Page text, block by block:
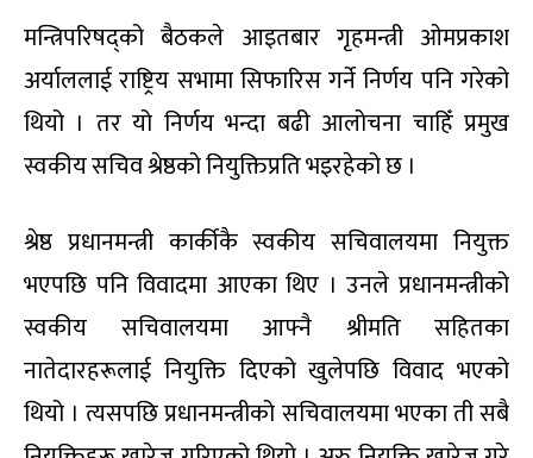
मन्त्रिपरिषद्को बैठकले आइतबार गृहमन्त्री ओमप्रकाश
अर्याललाई राष्ट्रिय सभामा सिफारिस गर्ने निर्णय पनि गरेको
थियो । तर यो निर्णय भन्दा बढी आलोचना चाहिँ प्रमुख
स्वकीय सचिव श्रेष्ठको नियुक्तिप्रति भइरहेको छ ।
श्रेष्ठ प्रधानमन्त्री कार्कीकै स्वकीय सचिवालयमा नियुक्त
भएपछि पनि विवादमा आएका थिए । उनले प्रधानमन्त्रीको
स्वकीय सचिवालयमा आफ्नै श्रीमति सहितका
नातेदारहरूलाई नियुक्ति दिएको खुलेपछि विवाद भएको
थियो । त्यसपछि प्रधानमन्त्रीको सचिवालयमा भएका ती सबै